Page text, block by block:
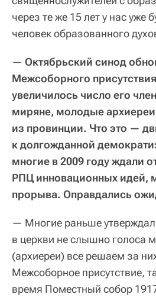
через те же 15 лет у нас уже
человек образованного
— Октябрьский синод
Межсоборного
увеличилось число его
миряне, молодые
из провинции. Что это —
к долгожданной
многие в 2009 году ждали
РПЦ инновационных идей,
прорыва. Оправдались
— Многие раньше
в церкви не слышно голоса
(архиереи) все решаем за
Межсоборное присутствие,
время Поместный собор